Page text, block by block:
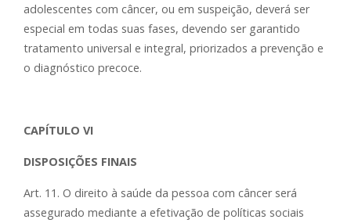
adolescentes com câncer, ou em suspeição, deverá ser
especial em todas suas fases, devendo ser garantido
tratamento universal e integral, priorizados a prevenção e
o diagnóstico precoce.
CAPÍTULO VI
DISPOSIÇÕES FINAIS
Art. 11. O direito à saúde da pessoa com câncer será
assegurado mediante a efetivação de políticas sociais